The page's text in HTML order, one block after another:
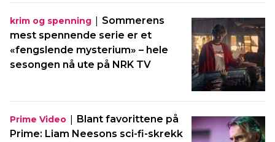
krim og spenning | Sommerens
mest spennende serie er et
«fengslende mysterium» – hele
sesongen nå ute på NRK TV
Prime Video | Blant favorittene på
Prime: Liam Neesons sci-fi-skrekk